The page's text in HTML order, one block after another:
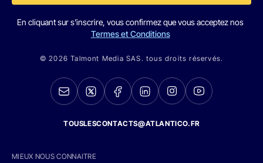
En cliquant sur s'inscrire, vous confirmez que vous acceptez nos
Termes et Conditions
© 2026 Talmont Media SAS. tous droits réservés.
TOUSLESCONTACTS@ATLANTICO.FR
MIEUX NOUS CONNAITRE